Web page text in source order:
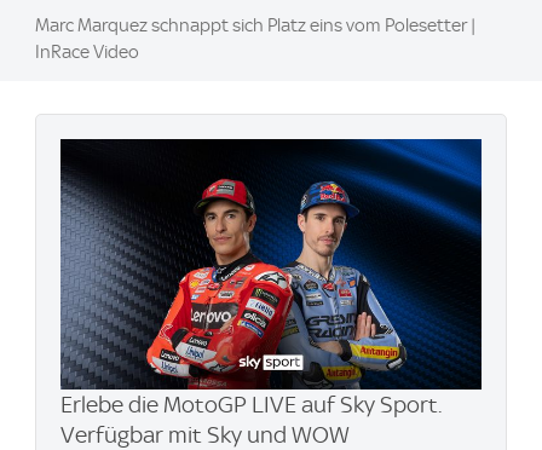
Marc Marquez schnappt sich Platz eins vom Polesetter |
InRace Video
Erlebe die MotoGP LIVE auf Sky Sport.
Verfügbar mit Sky und WOW